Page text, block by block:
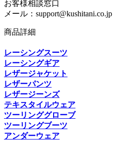
お客様相談窓口
メール：support@kushitani.co.jp
商品詳細
レーシングスーツ
レーシングギア
レザージャケット
レザーパンツ
レザージーンズ
テキスタイルウェア
ツーリンググローブ
ツーリングブーツ
アンダーウェア